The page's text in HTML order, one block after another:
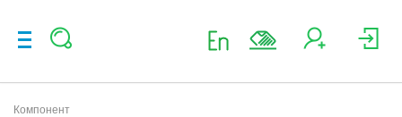
Компонент